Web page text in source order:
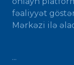
fəaliyyət
Mərkəzi ilə
...